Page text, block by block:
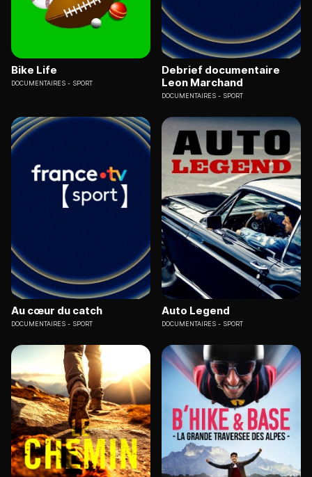
Bike Life
DOCUMENTAIRES SPORT
Debrief documentaire
Leon Marchand
DOCUMENTAIRES SPORT
Au cœur du catch
DOCUMENTAIRES SPORT
Auto Legend
DOCUMENTAIRES SPORT